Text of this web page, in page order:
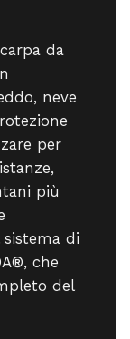
da
neve
per
più
di
che
del